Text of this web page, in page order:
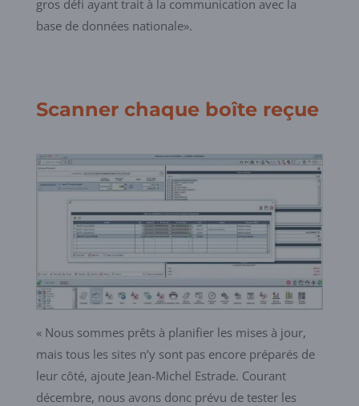
gros défi ayant trait à la communication avec la
base de données nationale».
Scanner chaque boîte reçue
« Nous sommes prêts à planifier les mises à jour,
mais tous les sites n’y sont pas encore préparés de
leur côté, ajoute Jean-Michel Estrade. Courant
décembre, nous avons donc prévu de tester les